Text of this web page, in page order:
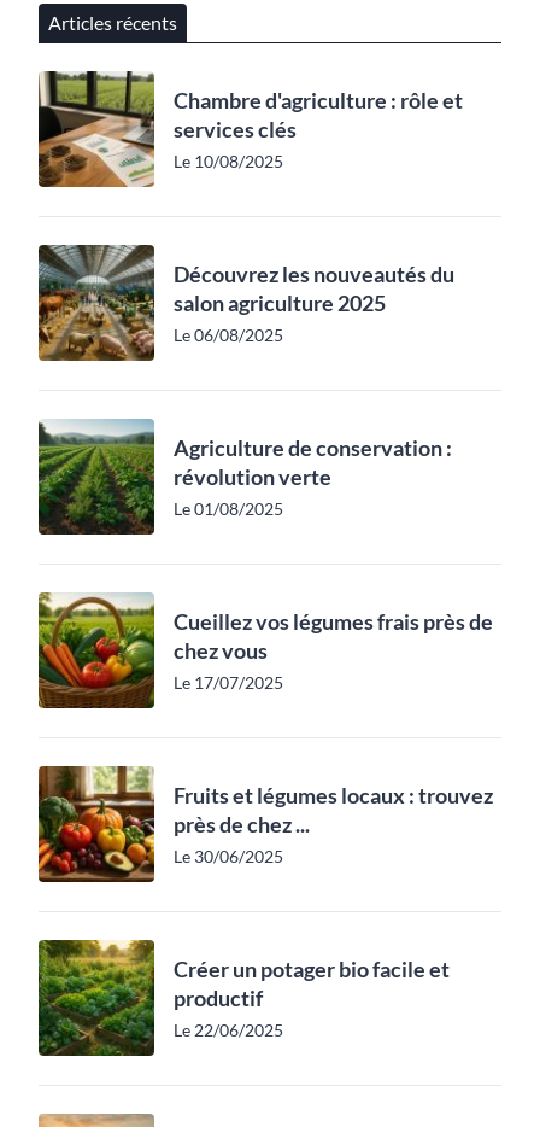
Articles récents
Chambre d'agriculture : rôle et
services clés
Le 10/08/2025
Découvrez les nouveautés du
salon agriculture 2025
Le 06/08/2025
Agriculture de conservation :
révolution verte
Le 01/08/2025
Cueillez vos légumes frais près de
chez vous
Le 17/07/2025
Fruits et légumes locaux : trouvez
près de chez ...
Le 30/06/2025
Créer un potager bio facile et
productif
Le 22/06/2025